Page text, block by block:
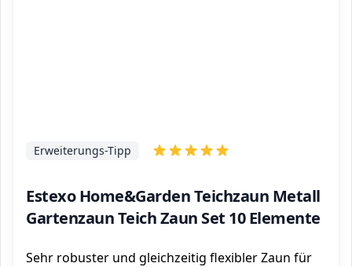
Estexo Home&Garden Teichzaun Metall
Gartenzaun Teich Zaun Set 10 Elemente
Erweiterungs-Tipp
Sehr robuster und gleichzeitig flexibler Zaun für